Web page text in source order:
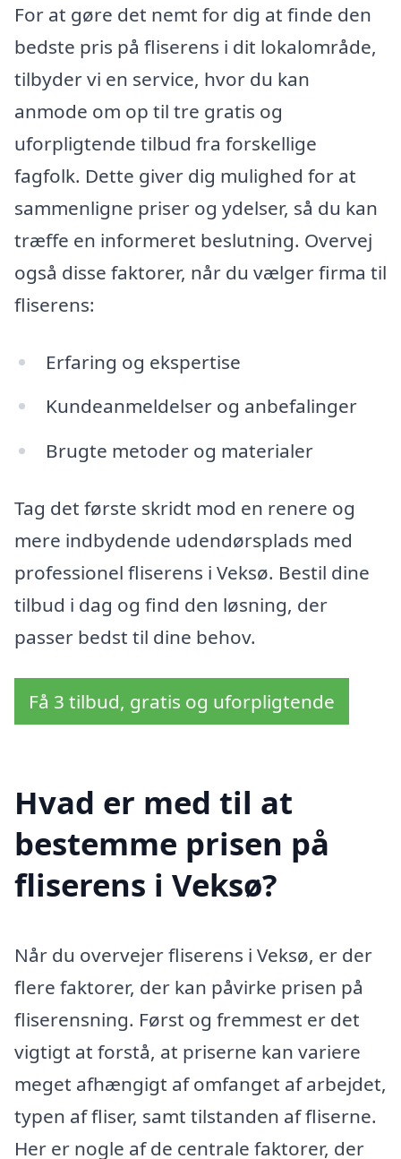
For at gøre det nemt for dig at finde den
bedste pris på fliserens i dit lokalområde,
tilbyder vi en service, hvor du kan
anmode om op til tre gratis og
uforpligtende tilbud fra forskellige
fagfolk. Dette giver dig mulighed for at
sammenligne priser og ydelser, så du kan
træffe en informeret beslutning. Overvej
også disse faktorer, når du vælger firma til
fliserens:
Erfaring og ekspertise
Kundeanmeldelser og anbefalinger
Brugte metoder og materialer
Tag det første skridt mod en renere og
mere indbydende udendørsplads med
professionel fliserens i Veksø. Bestil dine
tilbud i dag og find den løsning, der
passer bedst til dine behov.
Få 3 tilbud, gratis og uforpligtende
Hvad er med til at
bestemme prisen på
fliserens i Veksø?
Når du overvejer fliserens i Veksø, er der
flere faktorer, der kan påvirke prisen på
fliserensning. Først og fremmest er det
vigtigt at forstå, at priserne kan variere
meget afhængigt af omfanget af arbejdet,
typen af fliser, samt tilstanden af fliserne.
Her er nogle af de centrale faktorer, der